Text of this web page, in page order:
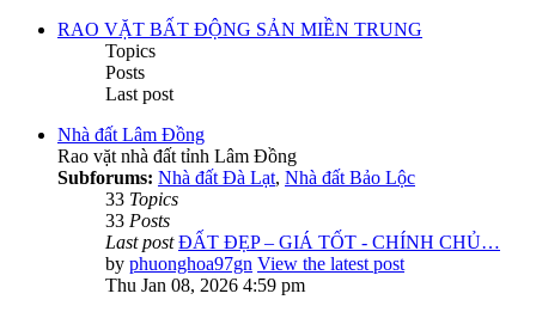
RAO VẶT BẤT ĐỘNG SẢN MIỀN TRUNG
Topics
Posts
Last post
Nhà đất Lâm Đồng
Rao vặt nhà đất tỉnh Lâm Đồng
Subforums: Nhà đất Đà Lạt, Nhà đất Bảo Lộc
33 Topics
33 Posts
Last post ĐẤT ĐẸP – GIÁ TỐT - CHÍNH CHỦ…
by phuonghoa97gn View the latest post
Thu Jan 08, 2026 4:59 pm